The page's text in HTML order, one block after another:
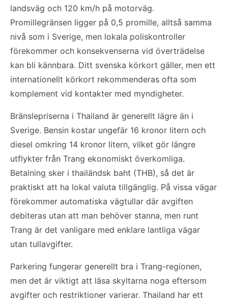
landsväg och 120 km/h på motorväg.
Promillegränsen ligger på 0,5 promille, alltså samma
nivå som i Sverige, men lokala poliskontroller
förekommer och konsekvenserna vid överträdelse
kan bli kännbara. Ditt svenska körkort gäller, men ett
internationellt körkort rekommenderas ofta som
komplement vid kontakter med myndigheter.
Bränslepriserna i Thailand är generellt lägre än i
Sverige. Bensin kostar ungefär 16 kronor litern och
diesel omkring 14 kronor litern, vilket gör längre
utflykter från Trang ekonomiskt överkomliga.
Betalning sker i thailändsk baht (THB), så det är
praktiskt att ha lokal valuta tillgänglig. På vissa vägar
förekommer automatiska vägtullar där avgiften
debiteras utan att man behöver stanna, men runt
Trang är det vanligare med enklare lantliga vägar
utan tullavgifter.
Parkering fungerar generellt bra i Trang-regionen,
men det är viktigt att läsa skyltarna noga eftersom
avgifter och restriktioner varierar. Thailand har ett